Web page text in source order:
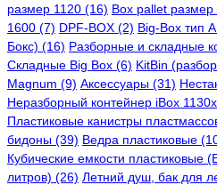
размер 1120 (16) Box pallet размер
1600 (7) DPF-BOX (2) Big-Box тип
Бокс) (16) Разборные и складные
Складные Big Box (6) KitBin
Magnum (9) Аксессуары (31)
Неразборный контейнер iBox
Пластиковые канистры
бидоны (39) Ведра пластиковые
Кубические емкости пластиковые
литров) (26) Летний душ, бак для